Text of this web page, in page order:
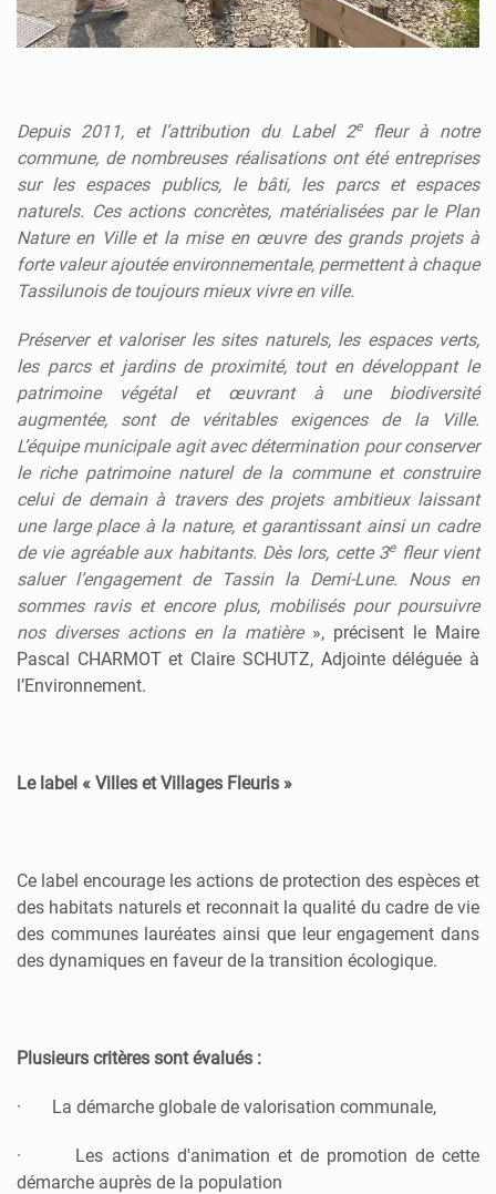
Depuis 2011, et l’attribution du Label 2efleur à notre
commune, de nombreuses réalisations ont été entreprises
sur les espaces publics, le bâti, les parcs et espaces
naturels. Ces actions concrètes, matérialisées par le Plan
Nature en Ville et la mise en œuvre des grands projets à
forte valeur ajoutée environnementale, permettent à chaque
Tassilunois de toujours mieux vivre en ville.
Préserver et valoriser les sites naturels, les espaces verts,
les parcs et jardins de proximité, tout en développant le
patrimoine végétal et œuvrant à une biodiversité
augmentée, sont de véritables exigences de la Ville.
L’équipe municipale agit avec détermination pour conserver
le riche patrimoine naturel de la commune et construire
celui de demain à travers des projets ambitieux laissant
une large place à la nature, et garantissant ainsi un cadre
de vie agréable aux habitants. Dès lors, cette 3efleur vient
saluer l’engagement de Tassin la Demi-Lune. Nous en
sommes ravis et encore plus, mobilisés pour poursuivre
nos diverses actions en la matière», précisent le Maire
Pascal CHARMOT et Claire SCHUTZ, Adjointe déléguée à
l’Environnement.
Le label « Villes et Villages Fleuris »
Ce label encourage les actions de protection des espèces et
des habitats naturels et reconnait la qualité du cadre de vie
des communes lauréates ainsi que leur engagement dans
des dynamiques en faveur de la transition écologique.
Plusieurs critères sont évalués :
· La démarche globale de valorisation communale,
· Les actions d'animation et de promotion de cette
démarche auprès de la population